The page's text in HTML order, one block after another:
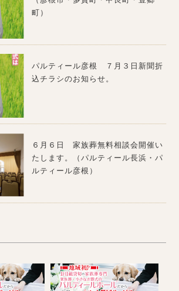
町）
パルティール彦根 ７月３日新聞折
込チラシのお知らせ。
６月６日 家族葬無料相談会開催い
たします。（パルティール長浜・パ
ルティール彦根）